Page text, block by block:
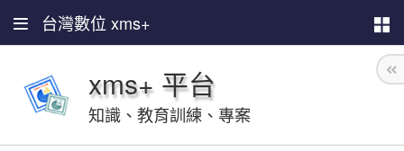
台灣數位 xms+
xms+ 平台
知識、教育訓練、專案